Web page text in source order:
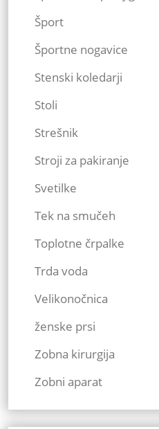
Šport
Športne nogavice
Stenski koledarji
Stoli
Strešnik
Stroji za pakiranje
Svetilke
Tek na smučeh
Toplotne črpalke
Trda voda
Velikonočnica
ženske prsi
Zobna kirurgija
Zobni aparat